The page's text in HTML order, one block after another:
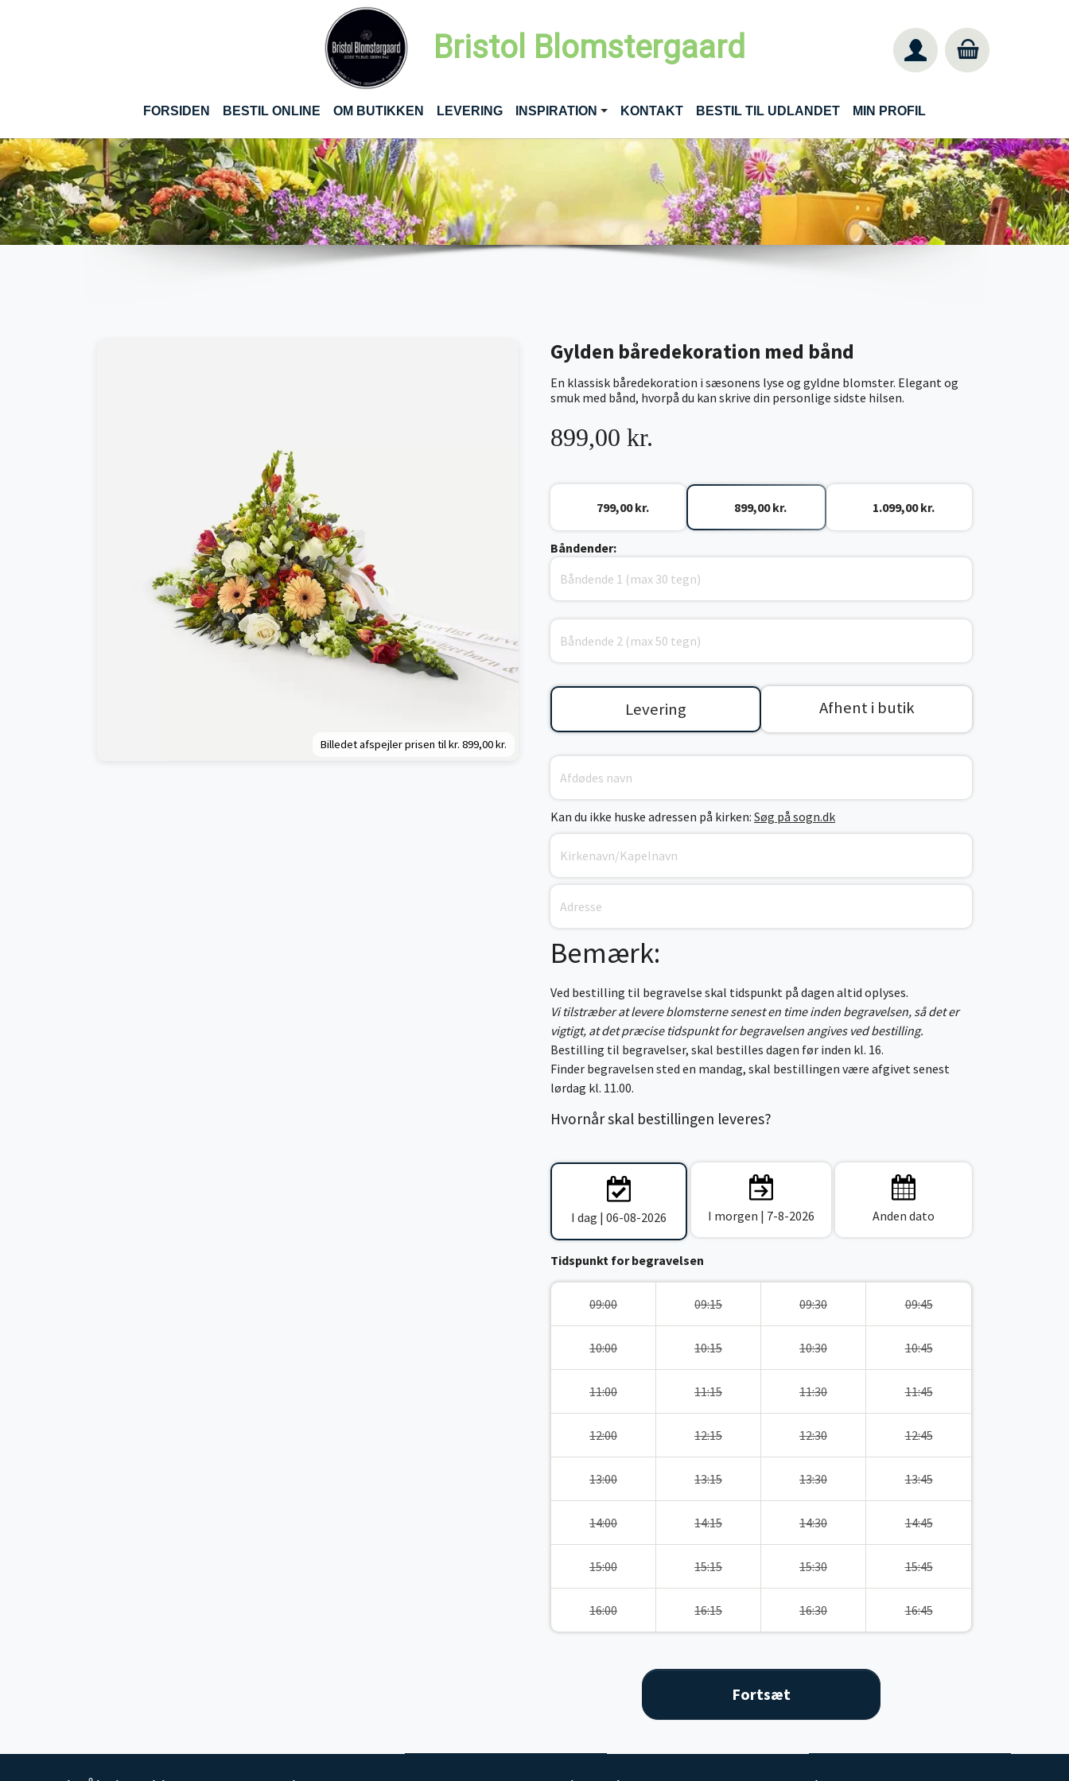
Bristol Blomstergaard
FORSIDEN BESTIL ONLINE(CURRENT)
OM BUTIKKEN LEVERING INSPIRATION KONTAKT BESTIL TIL UDLANDET MIN PROFIL
Billedet afspejler prisen til kr. 899,00 kr.
Gylden båredekoration med bånd
En klassisk båredekoration i sæsonens lyse og gyldne blomster. Elegant og
smuk med bånd, hvorpå du kan skrive din personlige sidste hilsen.
899,00 kr.
799,00 kr. 899,00 kr. 1.099,00 kr.
Båndender:
Levering Afhent i butik
Kan du ikke huske adressen på kirken: Søg på sogn.dk
Bemærk:
Ved bestilling til begravelse skal tidspunkt på dagen altid oplyses.
Vi tilstræber at levere blomsterne senest en time inden begravelsen, så det er
vigtigt, at det præcise tidspunkt for begravelsen angives ved bestilling.
Bestilling til begravelser, skal bestilles dagen før inden kl. 16.
Finder begravelsen sted en mandag, skal bestillingen være afgivet senest
lørdag kl. 11.00.
Hvornår skal bestillingen leveres?
I dag | 06-08-2026 I morgen | 7-8-2026 Anden dato
Tidspunkt for begravelsen
09:00 09:15 09:30 09:45
10:00 10:15 10:30 10:45
11:00 11:15 11:30 11:45
12:00 12:15 12:30 12:45
13:00 13:15 13:30 13:45
14:00 14:15 14:30 14:45
15:00 15:15 15:30 15:45
16:00 16:15 16:30 16:45